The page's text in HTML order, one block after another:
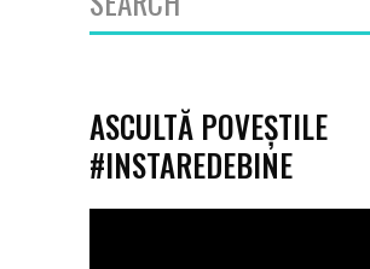
for:
ASCULTĂ POVEȘTILE
#INSTAREDEBINE